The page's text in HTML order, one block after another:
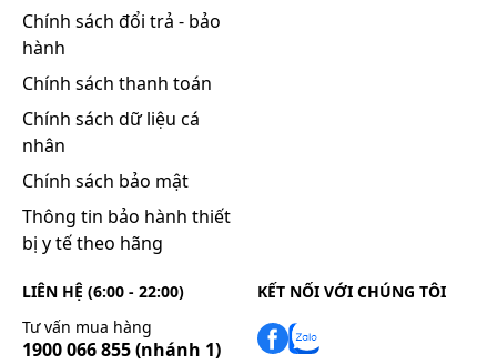
Chính sách đổi trả - bảo
hành
Chính sách thanh toán
Chính sách dữ liệu cá
nhân
Chính sách bảo mật
Thông tin bảo hành thiết
bị y tế theo hãng
LIÊN HỆ (6:00 - 22:00)
Tư vấn mua hàng
1900 066 855(nhánh 1)
KẾT NỐI VỚI CHÚNG TÔI